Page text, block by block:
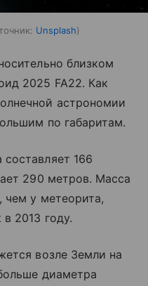
Unsplash
близком
2025 FA22. Как
астрономии
по габаритам.
166
290 метров. Масса
чем у метеорита,
2013 году.
возле Земли на
диаметра